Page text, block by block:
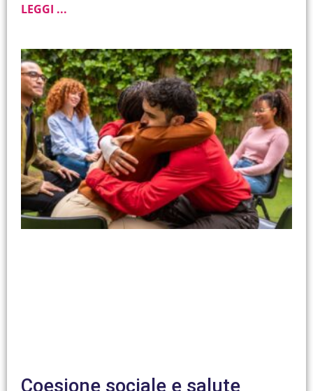
LEGGI ...
Coesione sociale e salute